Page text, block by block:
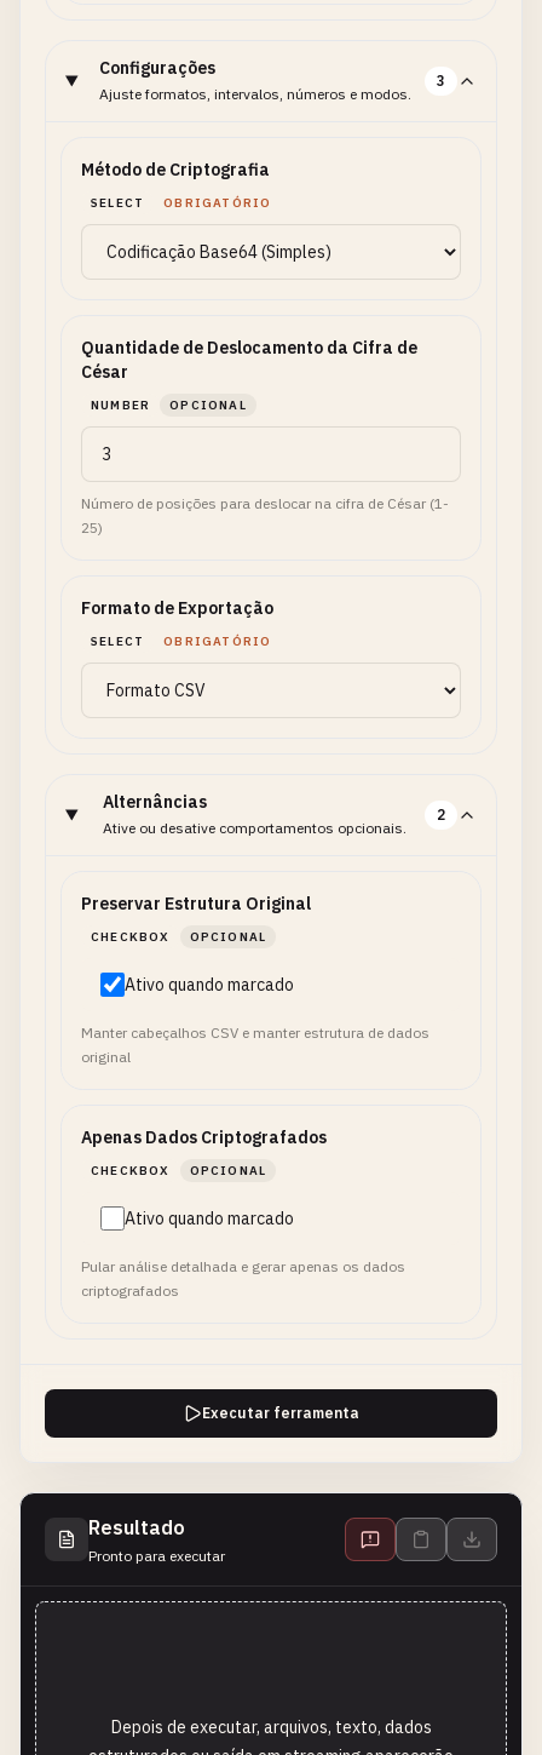
Configurações
Ajuste formatos, intervalos, números e modos.
3
Método de Criptografia
SELECT OBRIGATÓRIO
Quantidade de Deslocamento da Cifra de
César
NUMBER OPCIONAL
Número de posições para deslocar na cifra de César (1-
25)
Formato de Exportação
SELECT OBRIGATÓRIO
Alternâncias
Ative ou desative comportamentos opcionais.
2
Preservar Estrutura Original
CHECKBOX OPCIONAL
Ativo quando marcado
Manter cabeçalhos CSV e manter estrutura de dados
original
Apenas Dados Criptografados
CHECKBOX OPCIONAL
Ativo quando marcado
Pular análise detalhada e gerar apenas os dados
criptografados
Executar ferramenta
Resultado
Pronto para executar
Depois de executar, arquivos, texto, dados